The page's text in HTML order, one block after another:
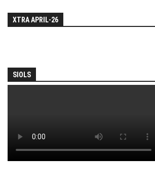
XTRA APRIL-26
SIOLS